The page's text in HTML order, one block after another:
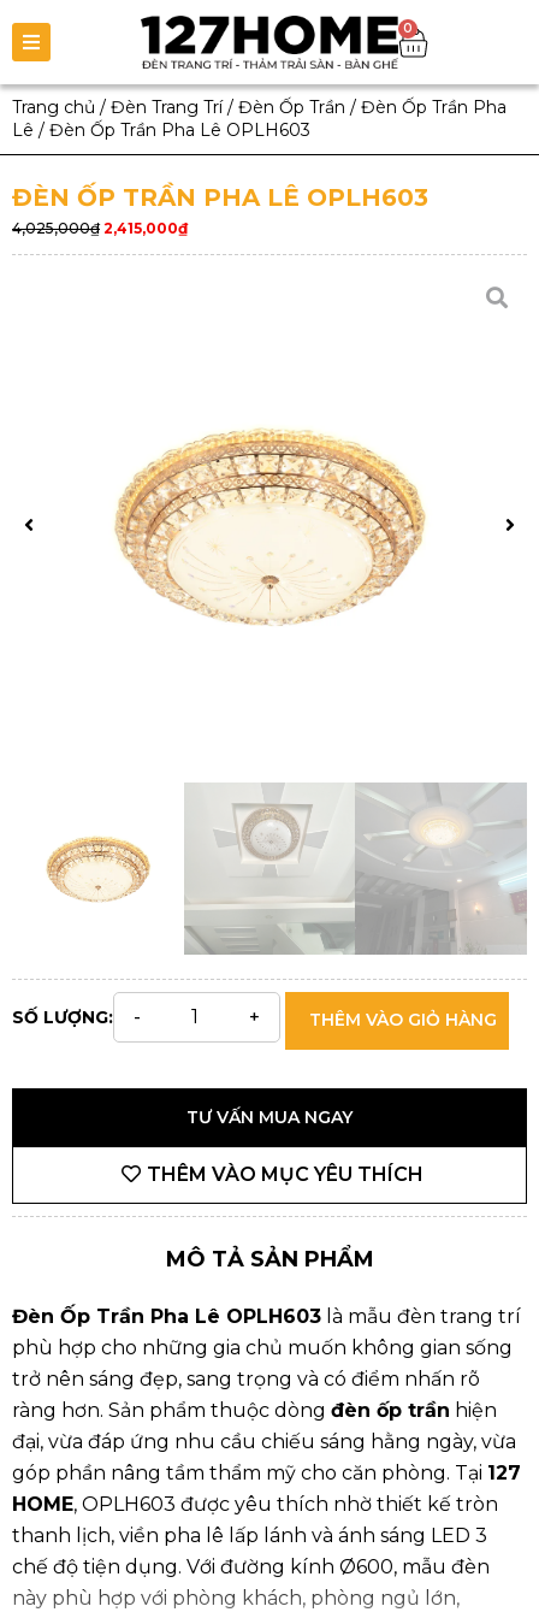
0
Trang chủ / Đèn Trang Trí/ Đèn Ốp Trần / Đèn Ốp Trần Pha
Lê / Đèn Ốp Trần Pha Lê OPLH603
ĐÈN ỐP TRẦN PHA LÊ OPLH603
4,025,000₫ 2,415,000₫
SỐ LƯỢNG: THÊM VÀO GIỎ HÀNG
TƯ VẤN MUA NGAY
THÊM VÀO MỤC YÊU THÍCH
MÔ TẢ SẢN PHẨM
Đèn Ốp Trần Pha Lê OPLH603 là mẫu đèn trang trí
phù hợp cho những gia chủ muốn không gian sống
trở nên sáng đẹp, sang trọng và có điểm nhấn rõ
ràng hơn. Sản phẩm thuộc dòng đèn ốp trần hiện
đại, vừa đáp ứng nhu cầu chiếu sáng hằng ngày, vừa
góp phần nâng tầm thẩm mỹ cho căn phòng. Tại 127
HOME, OPLH603 được yêu thích nhờ thiết kế tròn
thanh lịch, viền pha lê lấp lánh và ánh sáng LED 3
chế độ tiện dụng. Với đường kính Ø600, mẫu đèn
này phù hợp với phòng khách, phòng ngủ lớn,